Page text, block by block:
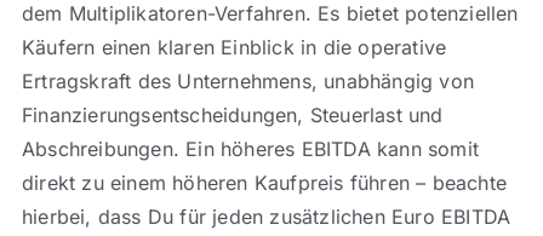
dem Multiplikatoren-Verfahren. Es bietet potenziellen
Käufern einen klaren Einblick in die operative
Ertragskraft des Unternehmens, unabhängig von
Finanzierungsentscheidungen, Steuerlast und
Abschreibungen. Ein höheres EBITDA kann somit
direkt zu einem höheren Kaufpreis führen – beachte
hierbei, dass Du für jeden zusätzlichen Euro EBITDA